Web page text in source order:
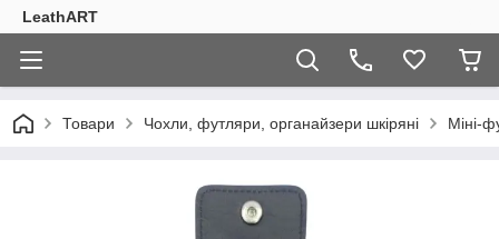
LeathART
Товари Чохли, футляри, органайзери шкіряні Міні-